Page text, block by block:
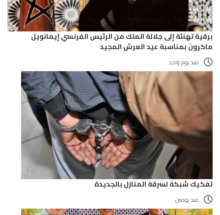
برقية تهنئة إلى جلالة الملك من الرئيس الفرنسي إيمانويل
ماكرون بمناسبة عيد العرش المجيد
منذ يوم واحد
تفكيك شبكة لسرقة المنازل بالجديدة
منذ يومين